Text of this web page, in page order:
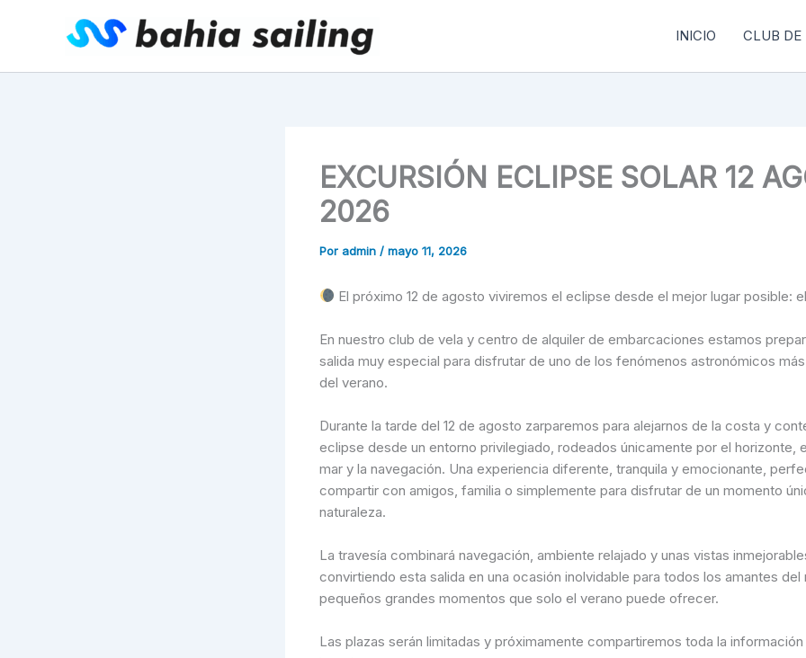
INICIO CLUB DE
EXCURSIÓN ECLIPSE SOLAR 12
2026
Por admin / mayo 11, 2026
El próximo 12 de agosto viviremos el eclipse desde el mejor lugar posible:
En nuestro club de vela y centro de alquiler de embarcaciones estamos
salida muy especial para disfrutar de uno de los fenómenos astronómicos
del verano.
Durante la tarde del 12 de agosto zarparemos para alejarnos de la costa y
eclipse desde un entorno privilegiado, rodeados únicamente por el horizonte,
mar y la navegación. Una experiencia diferente, tranquila y emocionante,
compartir con amigos, familia o simplemente para disfrutar de un momento
naturaleza.
La travesía combinará navegación, ambiente relajado y unas vistas
convirtiendo esta salida en una ocasión inolvidable para todos los amantes del
pequeños grandes momentos que solo el verano puede ofrecer.
Las plazas serán limitadas y próximamente compartiremos toda la